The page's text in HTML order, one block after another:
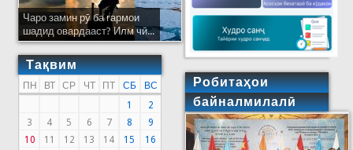
Чаро замин рӯ ба гармои
шадид овардааст? Илм чӣ...
Тақвим
ПН ВТ СР ЧТ ПТ СБ
ВС
1
2
3
4 5 6 7 8
9
10
11 12 13 14 15
16
Робитаҳои
байналмилалӣ